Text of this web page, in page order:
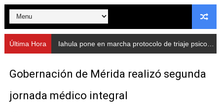
Nevado Gas optimiza servicio residencial en la
Balance semestral impulsa inclusión y atención a
Plan Vacacional Comunitario “Ríe 2026” recorre las
Alcaldía del Municipio Libertador realizó una jornada
Fundacite Mérida dicta taller gratuito de electrónica
Última Hora Iahula pone en marcha protocolo de triaje psicosocial para atender a rescatistas
Gobernación de Mérida realizó segunda
jornada médico integral